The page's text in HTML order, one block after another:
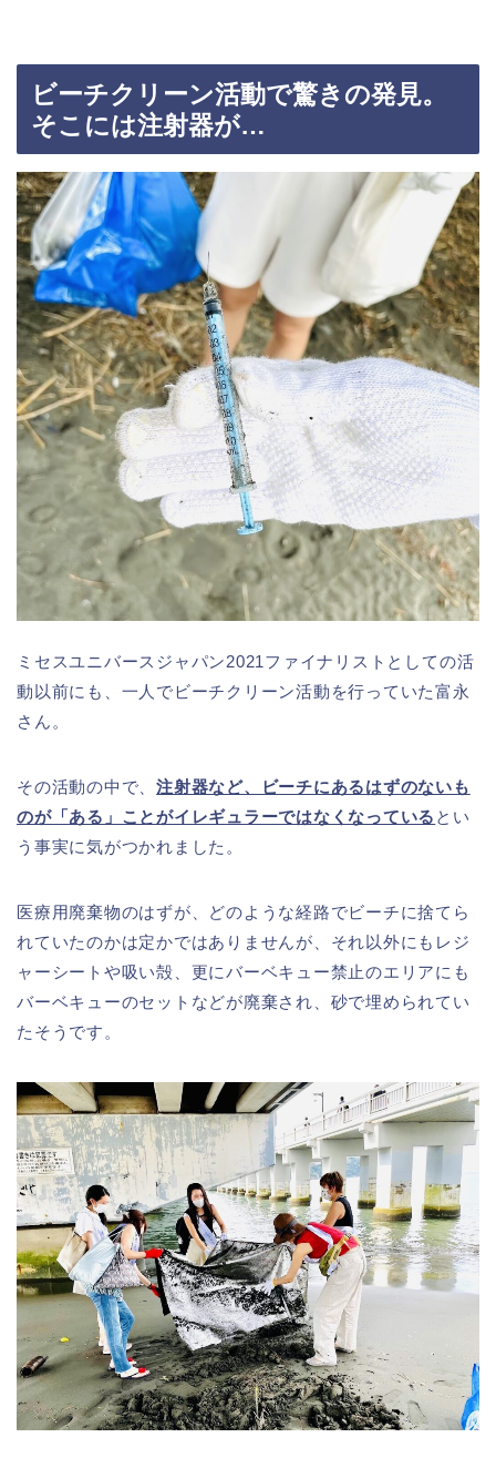
ビーチクリーン活動で驚きの発見。
そこには注射器が…
ミセスユニバースジャパン2021ファイナリストとしての活
動以前にも、一人でビーチクリーン活動を行っていた富永
さん。
その活動の中で、注射器など、ビーチにあるはずのないも
のが「ある」ことがイレギュラーではなくなっている とい
う事実に気がつかれました。
医療用廃棄物のはずが、どのような経路でビーチに捨てら
れていたのかは定かではありませんが、それ以外にもレジ
ャーシートや吸い殻、更にバーベキュー禁止のエリアにも
バーベキューのセットなどが廃棄され、砂で埋められてい
たそうです。